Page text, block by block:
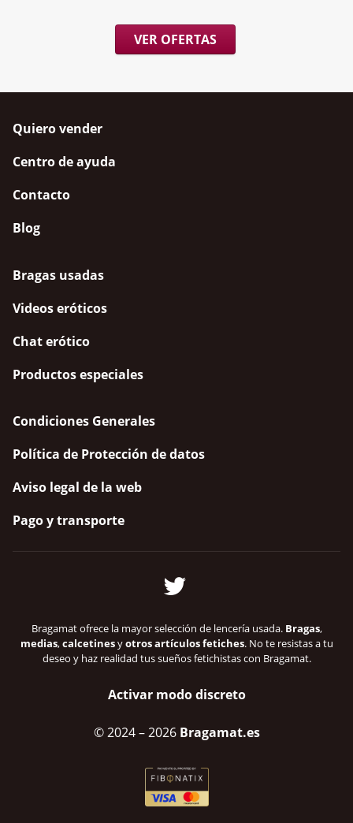
VER OFERTAS
Quiero vender
Centro de ayuda
Contacto
Blog
Bragas usadas
Videos eróticos
Chat erótico
Productos especiales
Condiciones Generales
Política de Protección de datos
Aviso legal de la web
Pago y transporte
Bragamat ofrece la mayor selección de lencería usada. Bragas,
medias,calcetinesyotros artículos fetiches. No te resistas a tu
deseo y haz realidad tus sueños fetichistas con Bragamat.
Activar modo discreto
© 2024– 2026 Bragamat.es